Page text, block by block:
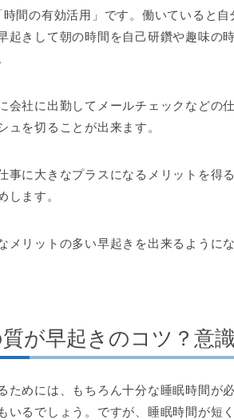
時間の有効活用」です。働いていると
起きして朝の時間を自己研鑽や趣味の
会社に出勤してメールチェックなどの
ュを切ることが出来ます。
事に大きなプラスになるメリットを得
します。
メリットの多い早起きを出来るように
が早起きのコツ？意
ためには、もちろん十分な睡眠時間が
いるでしょう。ですが、睡眠時間が短